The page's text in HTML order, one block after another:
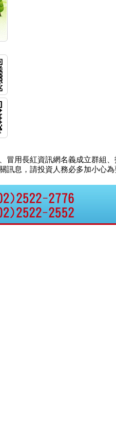
冒用長紅資訊網名義成立群組
訊息，請投資人務必多加小心